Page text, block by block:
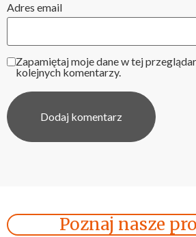
Adres email
Zapamiętaj moje dane w tej
kolejnych komentarzy.
Poznaj nasze